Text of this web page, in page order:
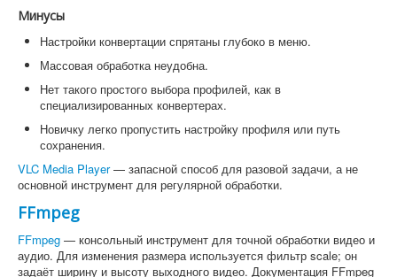
Минусы
Настройки конвертации спрятаны глубоко в меню.
Массовая обработка неудобна.
Нет такого простого выбора профилей, как в
специализированных конвертерах.
Новичку легко пропустить настройку профиля или путь
сохранения.
VLC Media Player— запасной способ для разовой задачи, а не
основной инструмент для регулярной обработки.
FFmpeg
FFmpeg — консольный инструмент для точной обработки видео и
аудио. Для изменения размера используется фильтр scale; он
задаёт ширину и высоту выходного видео. Документация FFmpeg